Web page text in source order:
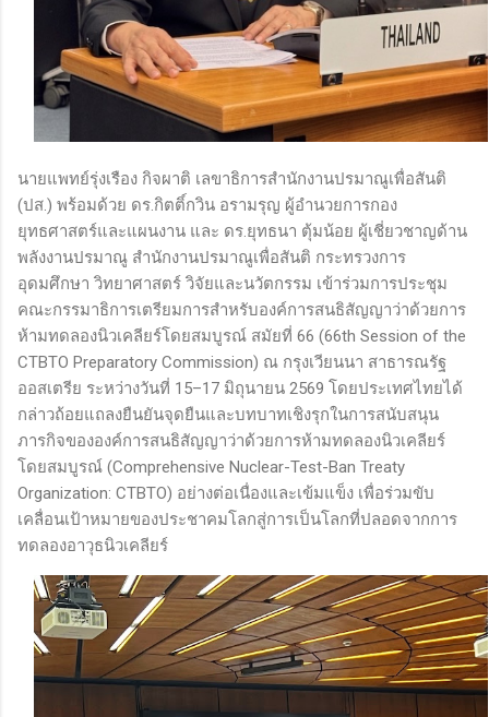
นายแพทย์รุ่งเรือง กิจผาติ เลขาธิการสำนักงานปรมาณูเพื่อสันติ
(ปส.) พร้อมด้วย ดร.กิตติ์กวิน อรามรุญ ผู้อำนวยการกอง
ยุทธศาสตร์และแผนงาน และ ดร.ยุทธนา ตุ้มน้อย ผู้เชี่ยวชาญด้าน
พลังงานปรมาณู สำนักงานปรมาณูเพื่อสันติ กระทรวงการ
อุดมศึกษา วิทยาศาสตร์ วิจัยและนวัตกรรม เข้าร่วมการประชุม
คณะกรรมาธิการเตรียมการสำหรับองค์การสนธิสัญญาว่าด้วยการ
ห้ามทดลองนิวเคลียร์โดยสมบูรณ์ สมัยที่ 66 (66th Session of the
CTBTO Preparatory Commission) ณ กรุงเวียนนา สาธารณรัฐ
ออสเตรีย ระหว่างวันที่ 15–17 มิถุนายน 2569 โดยประเทศไทยได้
กล่าวถ้อยแถลงยืนยันจุดยืนและบทบาทเชิงรุกในการสนับสนุน
ภารกิจขององค์การสนธิสัญญาว่าด้วยการห้ามทดลองนิวเคลียร์
โดยสมบูรณ์ (Comprehensive Nuclear-Test-Ban Treaty
Organization: CTBTO) อย่างต่อเนื่องและเข้มแข็ง เพื่อร่วมขับ
เคลื่อนเป้าหมายของประชาคมโลกสู่การเป็นโลกที่ปลอดจากการ
ทดลองอาวุธนิวเคลียร์